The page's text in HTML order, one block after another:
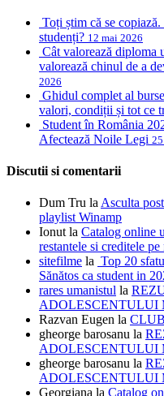
Toți știm că se
studenți? 12 mai 2026
Cât valorează diploma
valorează chinul de a
2026
Ghidul complet al
valori, condiții și tot ce
Student în România
Afectează Noile Legi
Discutii si comentarii
Dum Tru la Asculta
playlist Winamp
Ionut la Catalog online
restantele si creditele pe
sitefilme la Top 20
Sănătos ca student in
rares umanistul la
ADOLESCENTULUI
Razvan Eugen la
gheorge barosanu la
ADOLESCENTULUI
gheorge barosanu la
ADOLESCENTULUI
Georgiana la Catalog